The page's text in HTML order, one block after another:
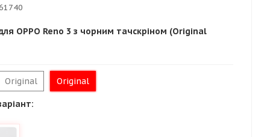
OPPO Reno 3 з чорним тачскріном (Original
Original Original